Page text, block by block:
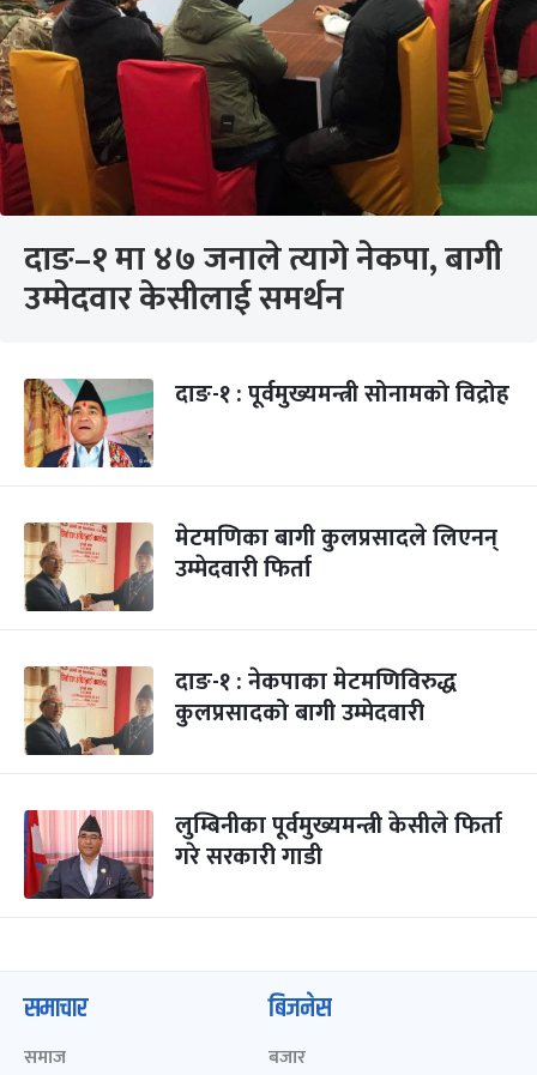
दाङ–१ मा ४७ जनाले त्यागे नेकपा, बागी
उम्मेदवार केसीलाई समर्थन
दाङ-१ : पूर्वमुख्यमन्त्री सोनामको विद्रोह
मेटमणिका बागी कुलप्रसादले लिएनन्
उम्मेदवारी फिर्ता
दाङ-१ : नेकपाका मेटमणिविरुद्ध
कुलप्रसादको बागी उम्मेदवारी
लुम्बिनीका पूर्वमुख्यमन्त्री केसीले फिर्ता
गरे सरकारी गाडी
समाचार
समाज
बिजनेस
बजार